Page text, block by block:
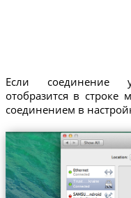
Если соединение
отобразится в
соединением в
Trust....kraine